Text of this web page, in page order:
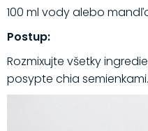
100 ml vody alebo
Postup:
Rozmixujte všetky
posypte chia semienkami.